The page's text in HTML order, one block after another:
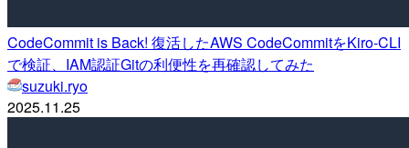
CodeCommit is Back! 復活したAWS CodeCommitをKiro-CLI
で検証、IAM認証Gitの利便性を再確認してみた
suzuki.ryo
2025.11.25